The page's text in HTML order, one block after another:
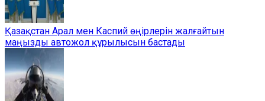
Қазақстан Арал мен Каспий өңірлерін жалғайтын
маңызды автожол құрылысын бастады